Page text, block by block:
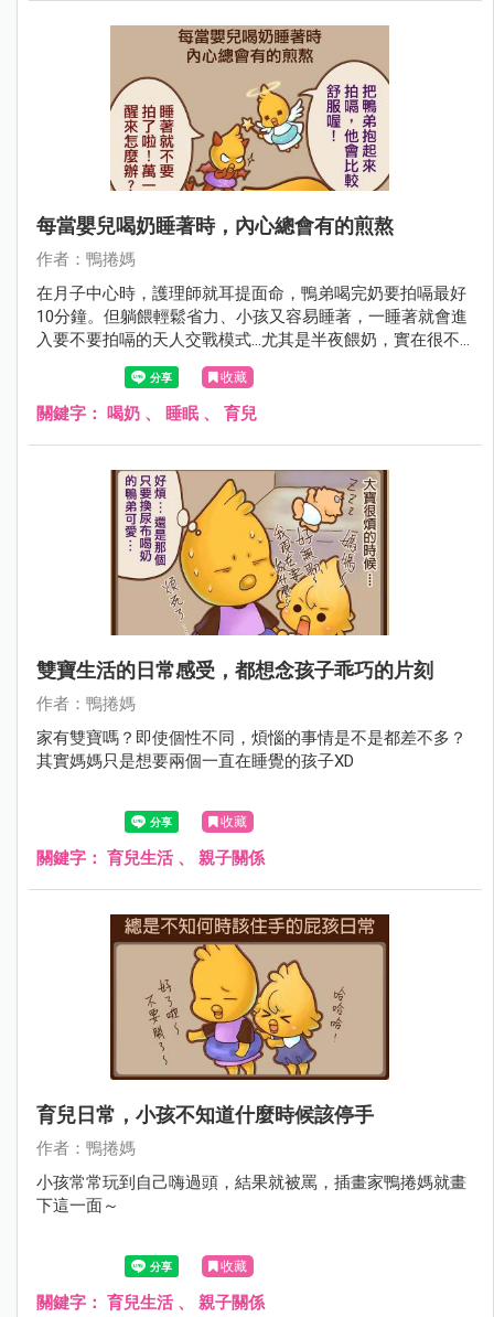
每當嬰兒喝奶睡著時，內心總會有的煎熬
作者：鴨捲媽
在月子中心時，護理師就耳提面命，鴨弟喝完奶要拍嗝最好
10分鐘。但躺餵輕鬆省力、小孩又容易睡著，一睡著就會進
入要不要拍嗝的天人交戰模式...尤其是半夜餵奶，實在很不
想冒著把嬰兒吵醒的風險拍嗝啊...
收藏
關鍵字： 喝奶 、 睡眠、 育兒
雙寶生活的日常感受，都想念孩子乖巧的片刻
作者：鴨捲媽
家有雙寶嗎？即使個性不同，煩惱的事情是不是都差不多？
其實媽媽只是想要兩個一直在睡覺的孩子XD
收藏
關鍵字： 育兒生活、 親子關係
育兒日常，小孩不知道什麼時候該停手
作者：鴨捲媽
小孩常常玩到自己嗨過頭，結果就被罵，插畫家鴨捲媽就畫
下這一面～
收藏
關鍵字： 育兒生活、 親子關係